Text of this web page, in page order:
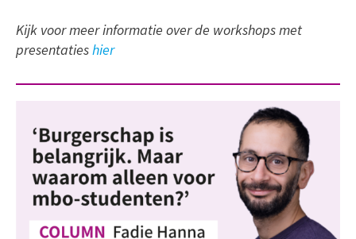
Kijk voor meer informatie over de workshops met
presentatieshier